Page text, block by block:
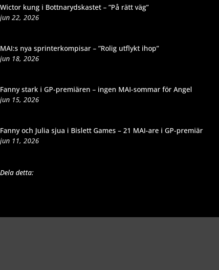
Wictor kung i Bottnarydskastet – ”På rätt väg”
jun 22, 2026
MAI:s nya sprinterkompisar – ”Rolig utflykt ihop”
jun 18, 2026
Fanny stark i GP-premiären – ingen MAI-sommar för Angel
jun 15, 2026
Fanny och Julia sjua i Bislett Games – 21 MAI-are i GP-premiär
jun 11, 2026
Dela detta: